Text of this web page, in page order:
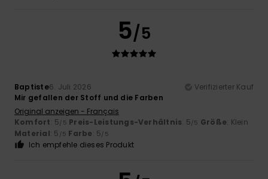
5/5
Baptiste6. Juli 2026
Verifizierter Kauf
Mir gefallen der Stoff und die Farben
Original anzeigen - Français
Komfort: 5/5 Preis-Leistungs-Verhältnis: 5/5 Größe: Klein
Material: 5 /5 Farbe: 5/5
Ich empfehle dieses Produkt